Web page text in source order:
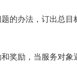
的办法，订出总
奖励，当服务对